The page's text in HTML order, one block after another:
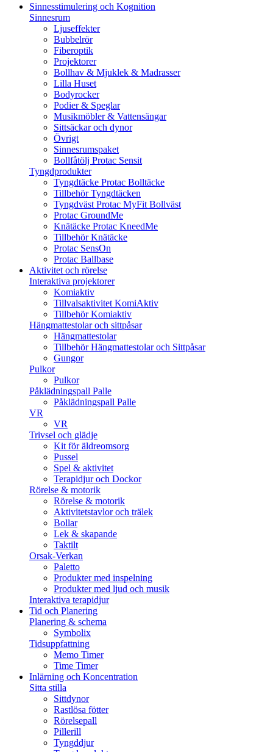
Sinnesstimulering och Kognition
Sinnesrum
Ljuseffekter
Bubbelrör
Fiberoptik
Projektorer
Bollhav & Mjuklek & Madrasser
Lilla Huset
Bodyrocker
Podier & Speglar
Musikmöbler & Vattensängar
Sittsäckar och dynor
Övrigt
Sinnesrumspaket
Bollfåtölj Protac Sensit
Tyngdprodukter
Tyngdtäcke Protac Bolltäcke
Tillbehör Tyngdtäcken
Tyngdväst Protac MyFit Bollväst
Protac GroundMe
Knätäcke Protac KneedMe
Tillbehör Knätäcke
Protac SensOn
Protac Ballbase
Aktivitet och rörelse
Interaktiva projektorer
Komiaktiv
Tillvalsaktivitet KomiAktiv
Tillbehör Komiaktiv
Hängmattestolar och sittpåsar
Hängmattestolar
Tillbehör Hängmattestolar och Sittpåsar
Gungor
Pulkor
Pulkor
Påklädningspall Palle
Påklädningspall Palle
VR
VR
Trivsel och glädje
Kit för äldreomsorg
Pussel
Spel & aktivitet
Terapidjur och Dockor
Rörelse & motorik
Rörelse & motorik
Aktivitetstavlor och trälek
Bollar
Lek & skapande
Taktilt
Orsak-Verkan
Paletto
Produkter med inspelning
Produkter med ljud och musik
Interaktiva terapidjur
Tid och Planering
Planering & schema
Symbolix
Tidsuppfattning
Memo Timer
Time Timer
Inlärning och Koncentration
Sitta stilla
Sittdynor
Rastlösa fötter
Rörelsepall
Pillerill
Tyngddjur